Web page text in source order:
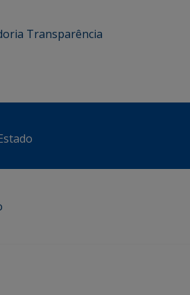
Transparência